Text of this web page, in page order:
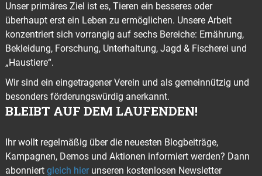
Unser primäres Ziel ist es, Tieren ein besseres oder
überhaupt erst ein Leben zu ermöglichen. Unsere Arbeit
konzentriert sich vorrangig auf sechs Bereiche: Ernährung,
Bekleidung, Forschung, Unterhaltung, Jagd & Fischerei und
„Haustiere“.
Wir sind ein eingetragener Verein und als gemeinnützig und
besonders förderungswürdig anerkannt.
BLEIBT AUF DEM LAUFENDEN!
Ihr wollt regelmäßig über die neuesten Blogbeiträge,
Kampagnen, Demos und Aktionen informiert werden? Dann
abonniert gleich hierunseren kostenlosen Newsletter